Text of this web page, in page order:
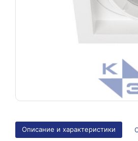
Описание и характеристики